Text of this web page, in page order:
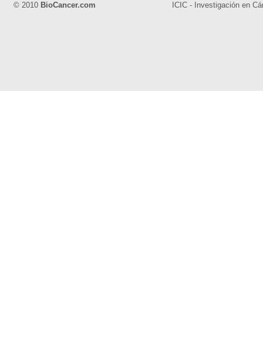
© 2010 BioCancer.com ICIC - Investigación en